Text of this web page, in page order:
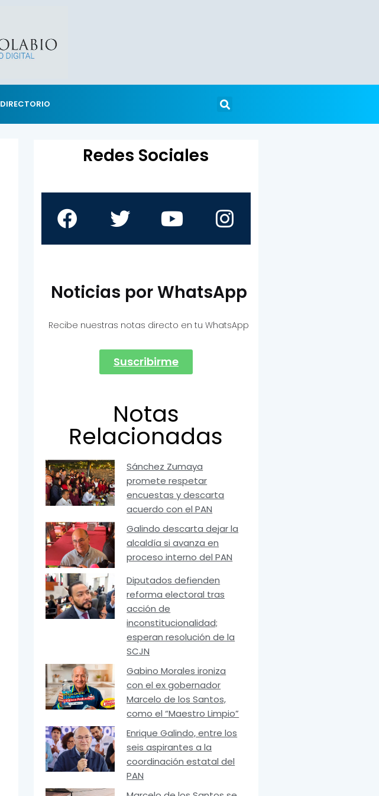
DIRECTORIO
Redes Sociales
Noticias por WhatsApp
Recibe nuestras notas directo en tu WhatsApp
Suscribirme
Notas
Relacionadas
Sánchez Zumaya
promete respetar
encuestas y descarta
acuerdo con el PAN
Galindo descarta dejar la
alcaldía si avanza en
proceso interno del PAN
Diputados defienden
reforma electoral tras
acción de
inconstitucionalidad;
esperan resolución de la
SCJN
Gabino Morales ironiza
con el ex gobernador
Marcelo de los Santos,
como el “Maestro Limpio”
Enrique Galindo, entre los
seis aspirantes a la
coordinación estatal del
PAN